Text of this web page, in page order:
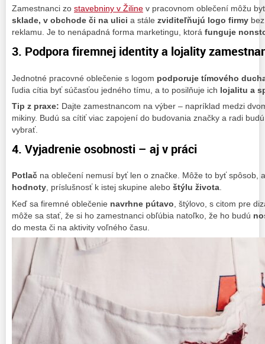
Zamestnanci zo stavebniny v Žiline v pracovnom oblečení môžu
sklade, v obchode či na ulici a stále zviditeľňujú logo firmy
reklamu. Je to nenápadná forma marketingu, ktorá funguje
3. Podpora firemnej identity a lojality
Jednotné pracovné oblečenie s logom podporuje tímového
ľudia cítia byť súčasťou jedného tímu, a to posilňuje ich lojalitu a
Tip z praxe: Dajte zamestnancom na výber – napríklad medzi
mikiny. Budú sa cítiť viac zapojení do budovania značky a radi
vybrať.
4. Vyjadrenie osobnosti – aj v práci
Potlač na oblečení nemusí byť len o značke. Môže to byť spôsob,
hodnoty, príslušnosť k istej skupine alebo štýlu života.
Keď sa firemné oblečenie navrhne pútavo , štýlovo, s citom pre
môže sa stať, že si ho zamestnanci obľúbia natoľko, že ho budú
do mesta či na aktivity voľného času.